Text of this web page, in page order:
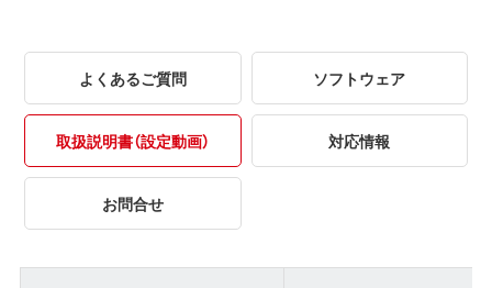
よくあるご質問 ソフトウェア
取扱説明書（設定動画） 対応情報
お問合せ